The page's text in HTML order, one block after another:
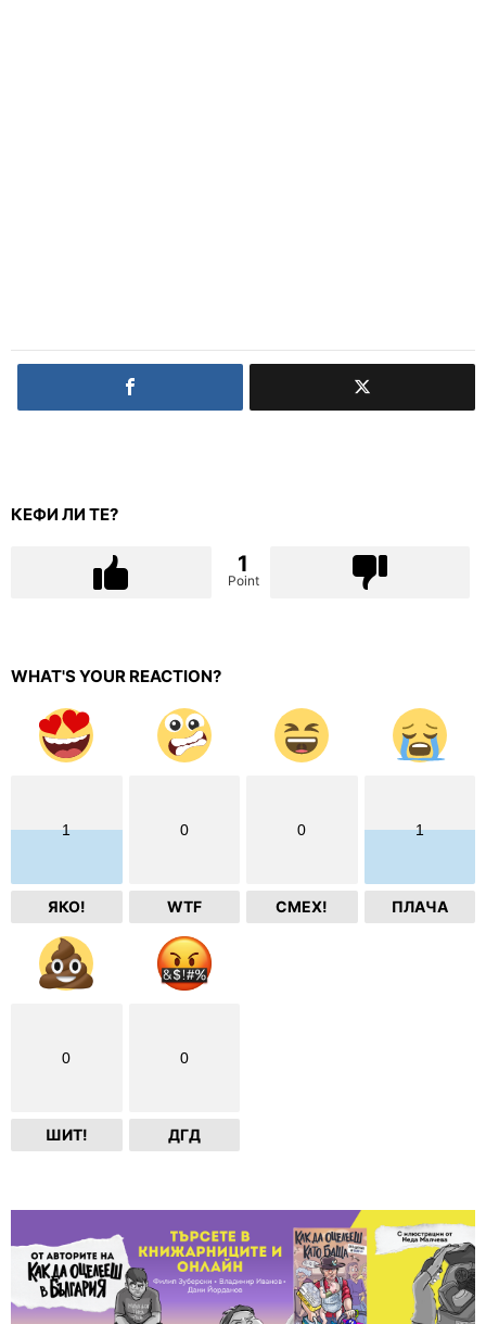
КЕФИ ЛИ ТЕ?
1
Point
WHAT'S YOUR REACTION?
1
ЯКО!
0
WTF
0
СМЕХ!
1
ПЛАЧА
0
ШИТ!
0
ДГД